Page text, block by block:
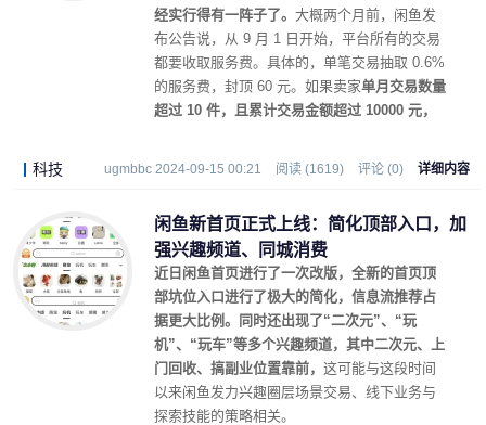
经实行得有一阵子了。 大概两个月前，闲鱼发
布公告说，从 9 月 1 日开始，平台所有的交易
都要收取服务费。具体的，单笔交易抽取 0.6%
的服务费，封顶 60 元。如果卖家单月交易数量
超过 10 件，且累计交易金额超过 10000 元，
科技 ugmbbc 2024-09-15 00:21 阅读 (1619) 评论 (0) 详细内容
闲鱼新首页正式上线：简化顶部入口，加
强兴趣频道、同城消费
近日闲鱼首页进行了一次改版，全新的首页顶
部坑位入口进行了极大的简化，信息流推荐占
据更大比例。同时还出现了“二次元”、“玩
机”、“玩车”等多个兴趣频道，其中二次元、上
门回收、搞副业位置靠前， 这可能与这段时间
以来闲鱼发力兴趣圈层场景交易、线下业务与
探索技能的策略相关。